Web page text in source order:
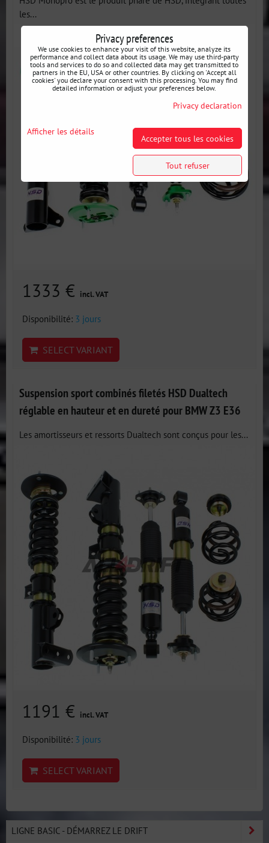
les...
1333 € incl. VAT
Disponibilité: 3 jours
SELECT VARIANT
Suspension sport combinés filetés HSD Dualtech
réglable en hauteur et en dureté pour BMW Z3 E36
Les amortisseurs et ressorts Dualtech sont conçus pour les...
1191 € incl. VAT
Disponibilité: 3 jours
SELECT VARIANT
LIGNE BASIC - DÉMARREZ LE DRIFT
Privacy preferences
We use cookies to enhance your visit of this website, analyze its
performance and collect data about its usage. We may use third-party
tools and services to do so and collected data may get transmitted to
partners in the EU, USA or other countries. By clicking on 'Accept all
cookies' you declare your consent with this processing. You may find
detailed information or adjust your preferences below.
Privacy declaration
Afficher les détails
Accepter tous les cookies
Tout refuser